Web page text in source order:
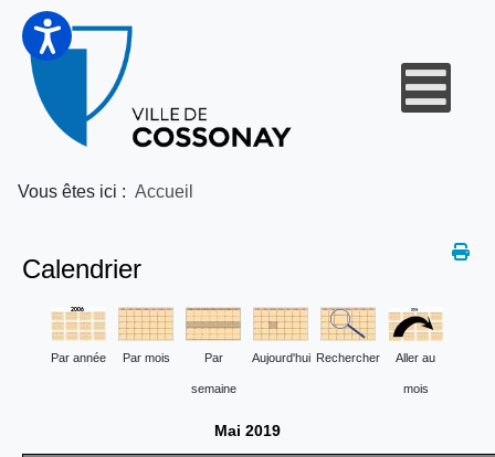
Vous êtes ici : Accueil
Calendrier
Par année Par mois Par
semaine
Aujourd'hui Rechercher Aller au
mois
Mai 2019